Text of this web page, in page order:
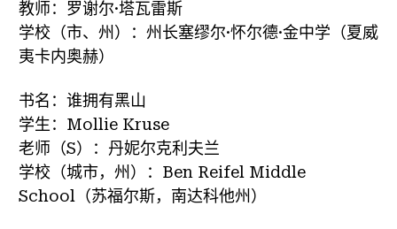
教师：罗谢尔·塔瓦雷斯
学校（市、州）：州长塞缪尔·怀尔德·金中学（夏威
夷卡内奥赫）
书名：谁拥有黑山
学生：Mollie Kruse
老师（S）：丹妮尔克利夫兰
学校（城市，州）：Ben Reifel Middle
School（苏福尔斯，南达科他州）